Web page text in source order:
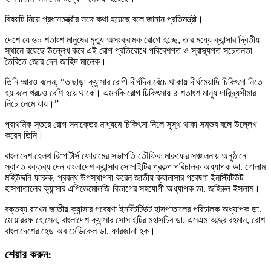
বিষয়টি নিয়ে প্রধানমন্ত্রীর সঙ্গে কথা হয়েছে বলে জানান প্রতিমন্ত্রী।
দেশে যে ৬০ শতাংশ মানুষের মৃত্যু অসংক্রামক রোগে হচ্ছে, তার মধ্যে ক্যান্সার দ্বিতীয়
স্থানে রয়েছে উল্লেখ করে এই রোগ প্রতিরোধে পরিবেশগত ও স্বাস্থ্যগত সচেতনতা
তৈরিতে জোর দেন জাহিদ মালেক।
তিনি আরও বলেন, “তাছাড়া ক্যান্সার রোগী দীর্ঘদিন বেঁচে থাকায় দীর্ঘমেয়াদি চিকিৎসা নিতে
হয় বলে খরচও বেশি হয়ে থাকে। এমনকি রোগ চিকিৎসায় ৪ শতাংশ মানুষ দারিদ্র্যসীমার
নিচে নেমে যায়।”
প্রাথমিক স্তরে রোগ সনাক্তের মাধ্যমে চিকিৎসা নিলে সুস্থ থাকা সম্ভব বলে উল্লেখ
করেন তিনি।
বাংলাদেশ হেলথ রিপোর্টার্স ফোরামের সভাপতি তৌফিক মারুফের সঞ্চালনায় অনুষ্ঠানে
স্বাগত বক্তব্য দেন বাংলাদেশ ক্যান্সার সোসাইটির প্রকল্প পরিচালক অধ্যাপক ডা. গোলাম
মহিউদ্দনি ফারুক, প্রবন্ধ উপস্থাপনা করেন জাতীয় ক্যানাসার গবেষণা ইনস্টিটিউট
হাসপাতালের ক্যান্সার এপিডেমোলজি বিভাগের সহযোগী অধ্যাপক ডা. জহিরুল ইসলাম।
বক্তব্য রাখেন জাতীয় ক্যান্সার গবেষণা ইনস্টিটিউট হাসপাতালের পরিচালক অধ্যাপক ডা.
মোয়াররফ হোসেন, বাংলাদেশ ক্যান্সার সোসাইটির মহাসচিব ডা. এসএম আব্দুর রহমান, রোশ
বাংলাদেশের হেড অব মেডিকেল ডা. ফারজানা হক।
শেয়ার করুন: